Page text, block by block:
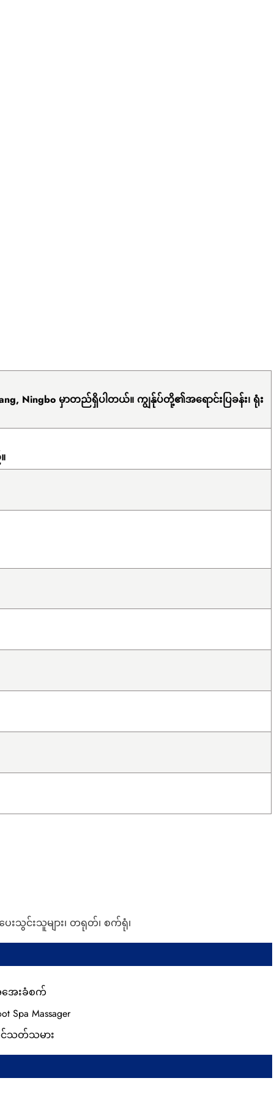
မှာတည်ရှိပါတယ်။ ကျွန်ုပ်တို့၏အရောင်းပြခန်း၊ ရုံး
သွင်းသူများ၊ တရုတ်၊ စက်ရုံ၊
ေးခံစက်
Spa Massager
င်သတ်သမား